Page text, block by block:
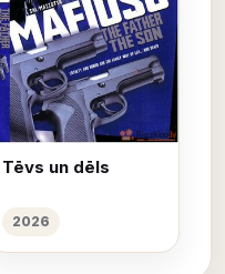
Tēvs un dēls
2026